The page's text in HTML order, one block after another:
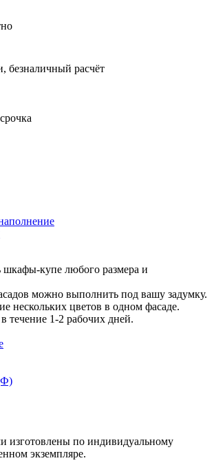
безналичный расчёт
шкафы-купе любого размера и
можно выполнить под вашу задумку.
нескольких цветов в одном фасаде.
течение 1-2 рабочих дней.
изготовлены по индивидуальному
экземпляре.